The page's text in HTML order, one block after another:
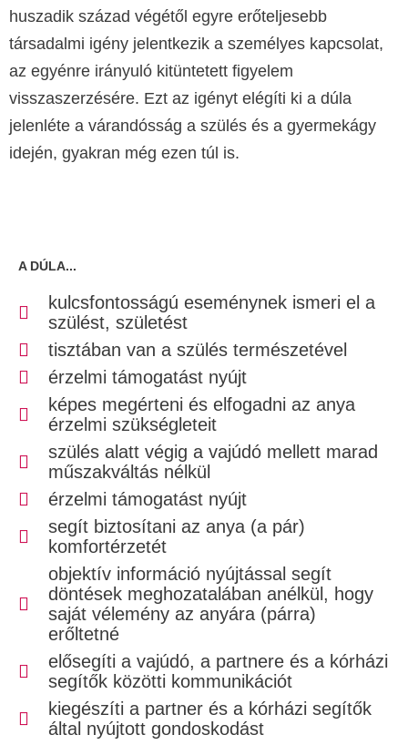
huszadik század végétől egyre erőteljesebb
társadalmi igény jelentkezik a személyes kapcsolat,
az egyénre irányuló kitüntetett figyelem
visszaszerzésére. Ezt az igényt elégíti ki a dúla
jelenléte a várandósság a szülés és a gyermekágy
idején, gyakran még ezen túl is.
A DÚLA...
kulcsfontosságú eseménynek ismeri el a
szülést, születést
tisztában van a szülés természetével
érzelmi támogatást nyújt
képes megérteni és elfogadni az anya
érzelmi szükségleteit
szülés alatt végig a vajúdó mellett marad
műszakváltás nélkül
érzelmi támogatást nyújt
segít biztosítani az anya (a pár)
komfortérzetét
objektív információ nyújtással segít
döntések meghozatalában anélkül, hogy
saját vélemény az anyára (párra)
erőltetné
elősegíti a vajúdó, a partnere és a kórházi
segítők közötti kommunikációt
kiegészíti a partner és a kórházi segítők
által nyújtott gondoskodást